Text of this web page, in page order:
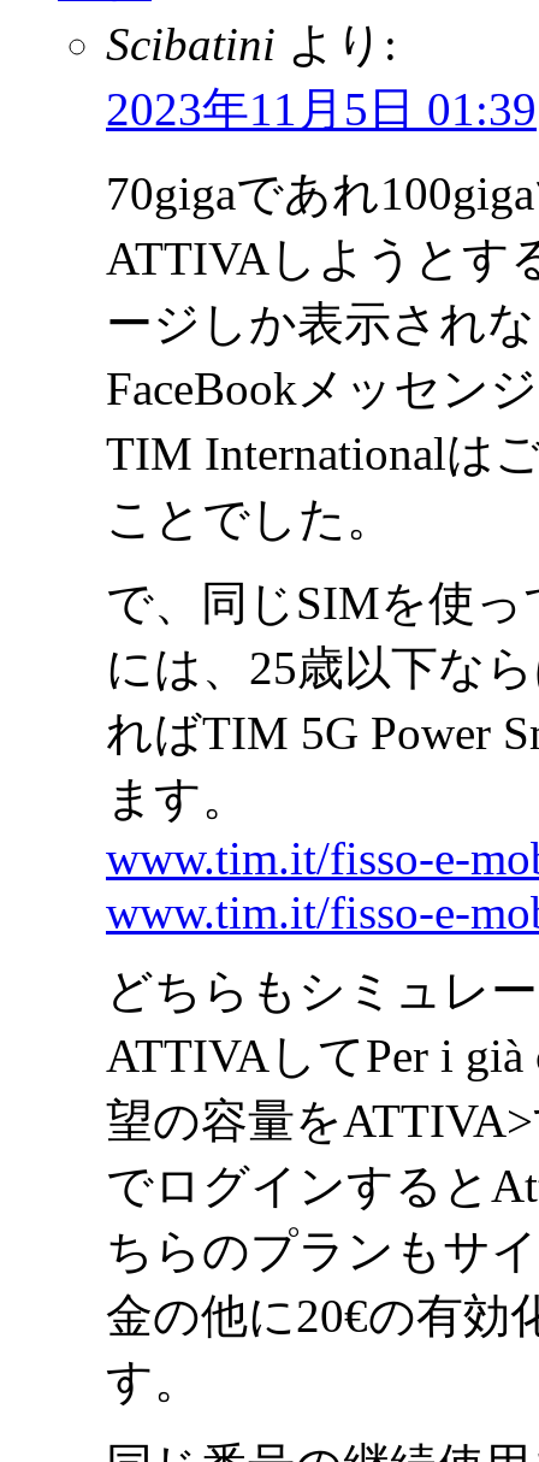
Scibatini より:
2023年11月5日 01:39
70gigaであれ
ATTIVAしようとす
ージしか表示され
FaceBookメッセン
TIM Internationalは
ことでした。
で、同じSIMを使
には、25歳以下な
ればTIM 5G Power
ます。
www.tim.it/fisso-e-
www.tim.it/fisso-e-
どちらもシミュレ
ATTIVAしてPer i
望の容量を
でログインすると
ちらのプランもサ
金の他に20€の有効
す。